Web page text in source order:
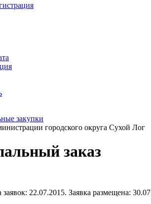
закупки
городского округа Сухой Лог
заказ
22.07.2015. Заявка размещена: